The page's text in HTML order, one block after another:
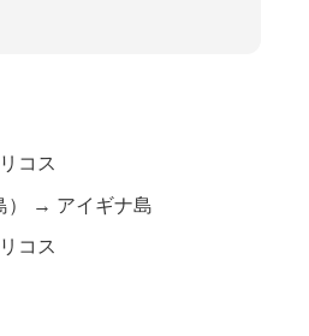
コス
→ アイギナ島
コス